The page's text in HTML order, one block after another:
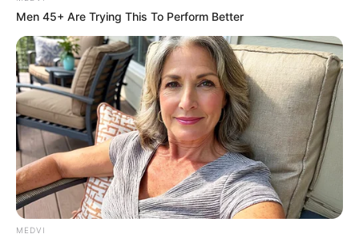
Men 45+ Are Trying This To Perform Better
MEDVI